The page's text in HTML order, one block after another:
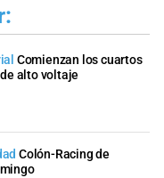
Comienzan los cuartos
alto voltaje
Colón-Racing de